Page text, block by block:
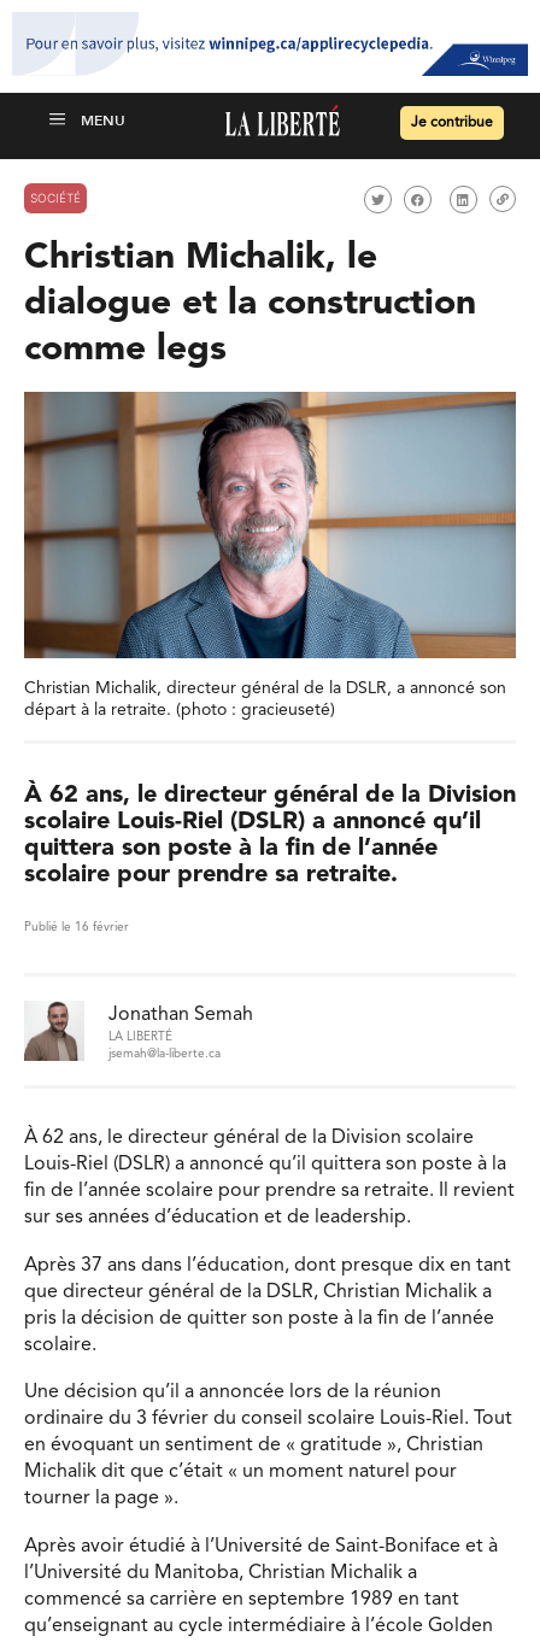
Je contribue
SOCIÉTÉ
Christian Michalik, le
dialogue et la construction
comme legs
Christian Michalik, directeur général de la DSLR, a annoncé son
départ à la retraite. (photo : gracieuseté)
À 62 ans, le directeur général de la Division
scolaire Louis-Riel (DSLR) a annoncé qu’il
quittera son poste à la fin de l’année
scolaire pour prendre sa retraite.
Publié le 16 février
Jonathan Semah
LA LIBERTÉ
jsemah@la-liberte.ca
À 62 ans, le directeur général de la Division scolaire
Louis-Riel (DSLR) a annoncé qu’il quittera son poste à la
fin de l’année scolaire pour prendre sa retraite. Il revient
sur ses années d’éducation et de leadership.
Après 37 ans dans l’éducation, dont presque dix en tant
que directeur général de la DSLR, Christian Michalik a
pris la décision de quitter son poste à la fin de l’année
scolaire.
Une décision qu’il a annoncée lors de la réunion
ordinaire du 3 février du conseil scolaire Louis-Riel. Tout
en évoquant un sentiment de « gratitude », Christian
Michalik dit que c’était « un moment naturel pour
tourner la page ».
Après avoir étudié à l’Université de Saint-Boniface et à
l’Université du Manitoba, Christian Michalik a
commencé sa carrière en septembre 1989 en tant
qu’enseignant au cycle intermédiaire à l’école Golden